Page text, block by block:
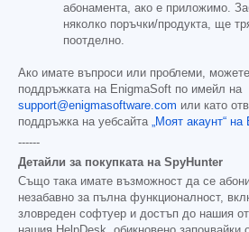
абонамента, ако е приложимо.
няколко поръчки/продукта, ще
поотделно.
Ако имате въпроси или проблеми,
поддръжката на EnigmaSoft по имейл на
support@enigmasoftware.com или като
поддръжка на уебсайта „Моят акаунт“
------
Детайли за покупката на SpyHunter
Също така имате възможност да се
незабавно за пълна функционалност,
зловреден софтуер и достъп до нашия